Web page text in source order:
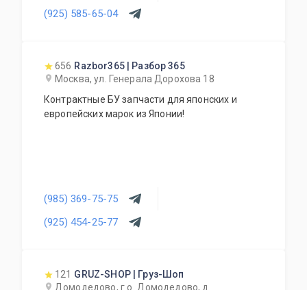
шиномонтаж, сход-развал, замена стекол,
установка парктроников и т.д. Также есть
магазин автозапчастей.
(925) 585-65-04
656 Razbor365 | Разбор 365
Москва, ул. Генерала Дорохова 18
Контрактные БУ запчасти для японских и
европейских марок из Японии!
(985) 369-75-75
(925) 454-25-77
121 GRUZ-SHOP | Груз-Шоп
Домодедово, г.о. Домодедово, д.